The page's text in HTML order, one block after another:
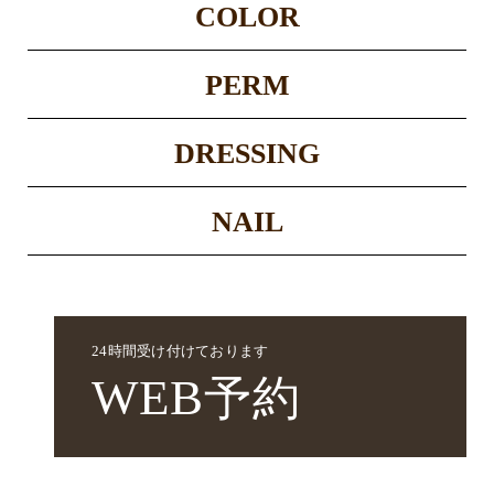
COLOR
PERM
DRESSING
NAIL
24時間受け付けております
WEB予約